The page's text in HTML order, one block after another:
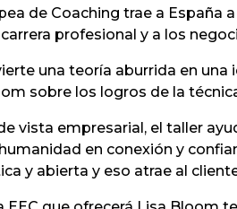
de Coaching trae a
profesional y a los
una teoría aburrida en
sobre los logros de la
vista empresarial, el taller
en conexión y
y abierta y eso atrae al